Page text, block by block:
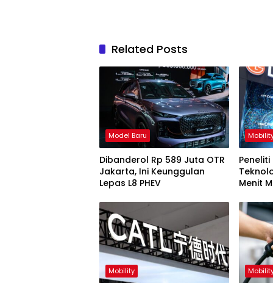
Related Posts
Model Baru
Dibanderol Rp 589 Juta OTR
Jakarta, Ini Keunggulan
Lepas L8 PHEV
Peneliti
Menit
Mobility